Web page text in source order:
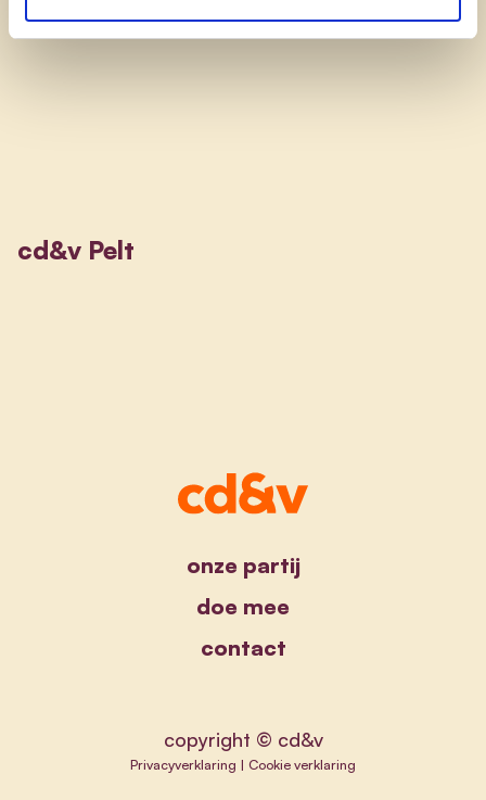
cd&v Pelt
onze partij
doe mee
contact
copyright © cd&v
Privacyverklaring | Cookie verklaring